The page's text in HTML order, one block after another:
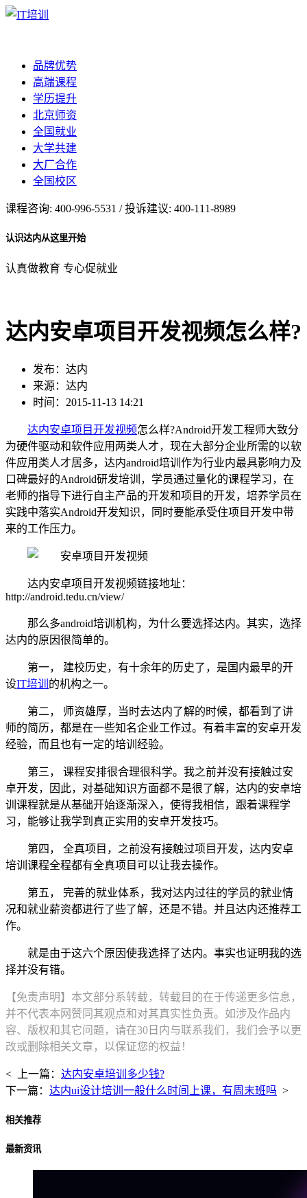
品牌优势
高端课程
学历提升
北京师资
全国就业
大学共建
大厂合作
全国校区
课程咨询: 400-996-5531 / 投诉建议: 400-111-8989
认识达内从这里开始
认真做教育 专心促就业
达内安卓项目开发视频怎么样?
发布：达内
来源：达内
时间：2015-11-13 14:21
达内安卓项目开发视频怎么样?Android开发工程师大致分
为硬件驱动和软件应用两类人才，现在大部分企业所需的以软
件应用类人才居多，达内android培训作为行业内最具影响力及
口碑最好的Android研发培训，学员通过量化的课程学习，在
老师的指导下进行自主产品的开发和项目的开发，培养学员在
实践中落实Android开发知识，同时要能承受住项目开发中带
来的工作压力。
达内安卓项目开发视频链接地址：
http://android.tedu.cn/view/
那么多android培训机构，为什么要选择达内。其实，选择
达内的原因很简单的。
第一， 建校历史，有十余年的历史了，是国内最早的开
设IT培训 的机构之一。
第二， 师资雄厚，当时去达内了解的时候，都看到了讲
师的简历，都是在一些知名企业工作过。有着丰富的安卓开发
经验，而且也有一定的培训经验。
第三， 课程安排很合理很科学。我之前并没有接触过安
卓开发，因此，对基础知识方面都不是很了解，达内的安卓培
训课程就是从基础开始逐渐深入，使得我相信，跟着课程学
习，能够让我学到真正实用的安卓开发技巧。
第四， 全真项目，之前没有接触过项目开发，达内安卓
培训课程全程都有全真项目可以让我去操作。
第五， 完善的就业体系，我对达内过往的学员的就业情
况和就业薪资都进行了些了解，还是不错。并且达内还推荐工
作。
就是由于这六个原因使我选择了达内。事实也证明我的选
择并没有错。
【免责声明】本文部分系转载，转载目的在于传递更多信息，
并不代表本网赞同其观点和对其真实性负责。如涉及作品内
容、版权和其它问题，请在30日内与联系我们，我们会予以更
改或删除相关文章，以保证您的权益！
< 上一篇： 达内安卓培训多少钱?
下一篇： 达内ui设计培训一般什么时间上课，有周末班吗 >
相关推荐
最新资讯